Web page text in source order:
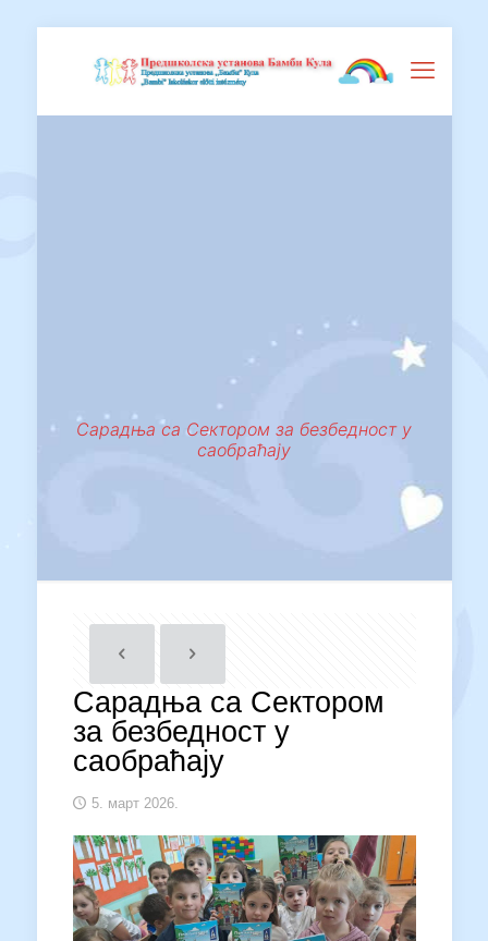
Сарадња са Сектором за безбедност у
саобраћају
Сарадња са Сектором
за безбедност у
саобраћају
5. март 2026.